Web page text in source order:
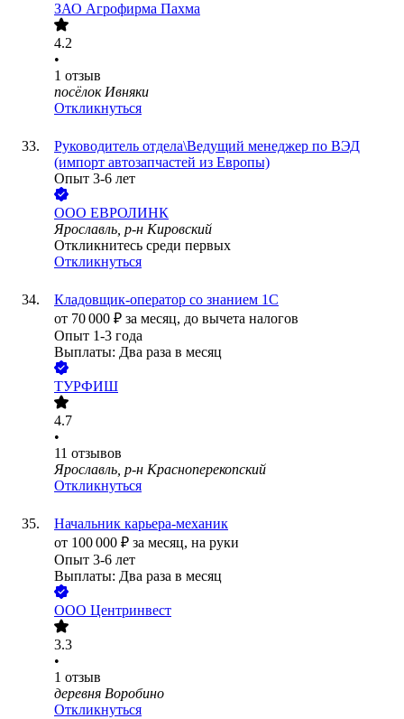
ЗАО Агрофирма Пахма
4.2
•
1 отзыв
посёлок Ивняки
Откликнуться
Руководитель отдела\Ведущий менеджер по ВЭД
(импорт автозапчастей из Европы)
Опыт 3-6 лет
ООО ЕВРОЛИНК
Ярославль, р-н Кировский
Откликнитесь среди первых
Откликнуться
Кладовщик-оператор со знанием 1С
от 70 000 ₽ за месяц, до вычета налогов
Опыт 1-3 года
Выплаты: Два раза в месяц
ТУРФИШ
4.7
•
11 отзывов
Ярославль, р-н Красноперекопский
Откликнуться
Начальник карьера-механик
от 100 000 ₽ за месяц, на руки
Опыт 3-6 лет
Выплаты: Два раза в месяц
ООО Центринвест
3.3
•
1 отзыв
деревня Воробино
Откликнуться